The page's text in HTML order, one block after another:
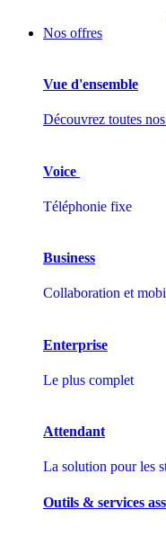
Nos offres
Vue d'ensemble
Découvrez toutes
Voice
Téléphonie fixe
Business
Collaboration et
Enterprise
Le plus complet
Attendant
La solution pour les
Outils & services